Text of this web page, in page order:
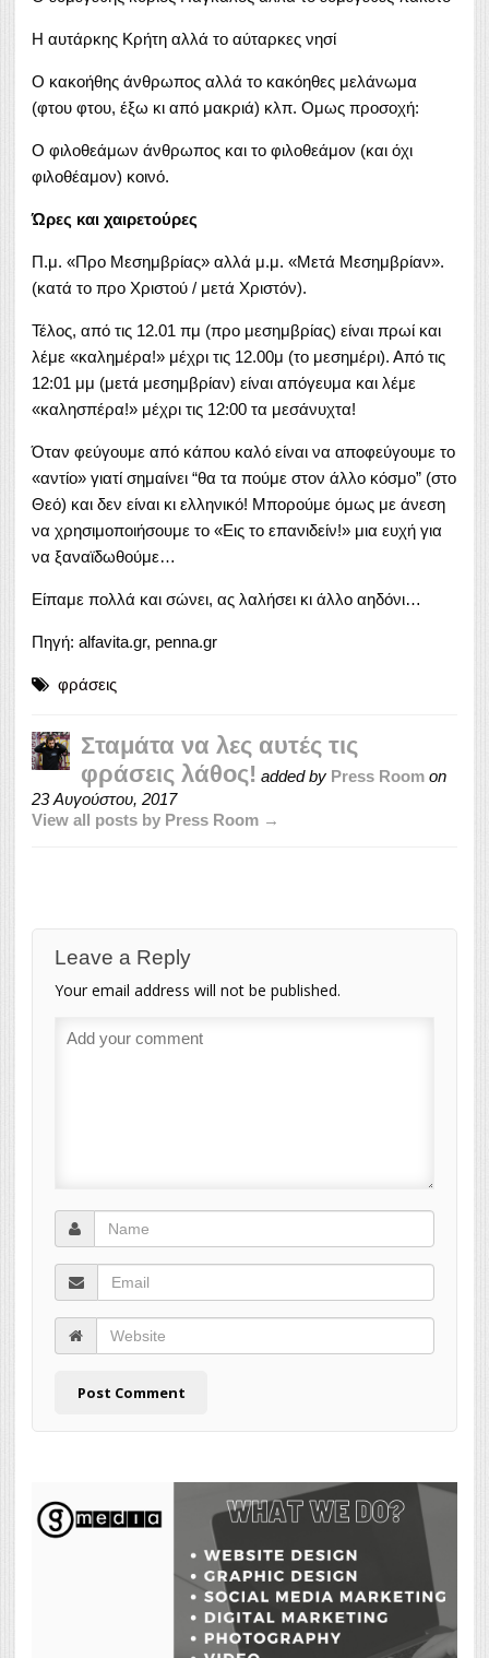
Η αυτάρκης Κρήτη αλλά το αύταρκες νησί
Ο κακοήθης άνθρωπος αλλά το κακόηθες μελάνωμα
(φτου φτου, έξω κι από μακριά) κλπ. Ομως προσοχή:
Ο φιλοθεάμων άνθρωπος και το φιλοθεάμον (και όχι
φιλοθέαμον) κοινό.
Ώρες και χαιρετούρες
Π.μ. «Προ Μεσημβρίας» αλλά μ.μ. «Μετά Μεσημβρίαν».
(κατά το προ Χριστού / μετά Χριστόν).
Τέλος, από τις 12.01 πμ (προ μεσημβρίας) είναι πρωί και
λέμε «καλημέρα!» μέχρι τις 12.00μ (το μεσημέρι). Από τις
12:01 μμ (μετά μεσημβρίαν) είναι απόγευμα και λέμε
«καλησπέρα!» μέχρι τις 12:00 τα μεσάνυχτα!
Όταν φεύγουμε από κάπου καλό είναι να αποφεύγουμε το
«αντίο» γιατί σημαίνει “θα τα πούμε στον άλλο κόσμο” (στο
Θεό) και δεν είναι κι ελληνικό! Μπορούμε όμως με άνεση
να χρησιμοποιήσουμε το «Εις το επανιδείν!» μια ευχή για
να ξαναϊδωθούμε…
Είπαμε πολλά και σώνει, ας λαλήσει κι άλλο αηδόνι…
Πηγή: alfavita.gr, penna.gr
φράσεις
Σταμάτα να λες αυτές τις
φράσεις λάθος! added by Press Room on
23 Αυγούστου, 2017
View all posts by Press Room →
Leave a Reply
Your email address will not be published.